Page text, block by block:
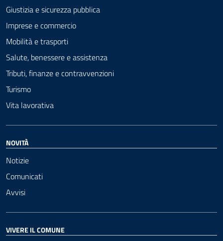
Giustizia e sicurezza pubblica
Imprese e commercio
Mobilità e trasporti
Salute, benessere e assistenza
Tributi, finanze e contravvenzioni
Turismo
Vita lavorativa
NOVITÀ
Notizie
Comunicati
Avvisi
VIVERE IL COMUNE